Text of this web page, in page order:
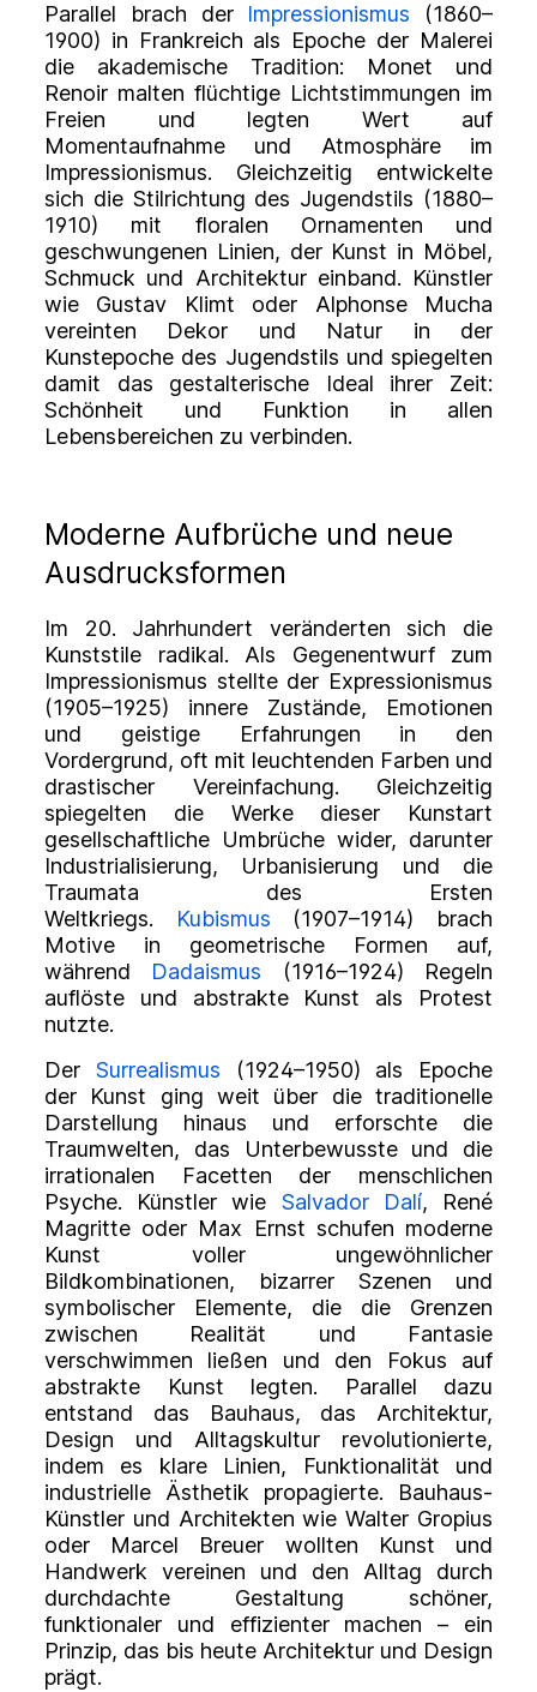
Parallel brach der Impressionismus (1860–
1900) in Frankreich als Epoche der Malerei
die akademische Tradition: Monet und
Renoir malten flüchtige Lichtstimmungen im
Freien und legten Wert auf
Momentaufnahme und Atmosphäre im
Impressionismus. Gleichzeitig entwickelte
sich die Stilrichtung des Jugendstils (1880–
1910) mit floralen Ornamenten und
geschwungenen Linien, der Kunst in Möbel,
Schmuck und Architektur einband. Künstler
wie Gustav Klimt oder Alphonse Mucha
vereinten Dekor und Natur in der
Kunstepoche des Jugendstils und spiegelten
damit das gestalterische Ideal ihrer Zeit:
Schönheit und Funktion in allen
Lebensbereichen zu verbinden.
Moderne Aufbrüche und neue
Ausdrucksformen
Im 20. Jahrhundert veränderten sich die
Kunststile radikal. Als Gegenentwurf zum
Impressionismus stellte der Expressionismus
(1905–1925) innere Zustände, Emotionen
und geistige Erfahrungen in den
Vordergrund, oft mit leuchtenden Farben und
drastischer Vereinfachung. Gleichzeitig
spiegelten die Werke dieser Kunstart
gesellschaftliche Umbrüche wider, darunter
Industrialisierung, Urbanisierung und die
Traumata des Ersten
Weltkriegs.
Kubismus (1907–1914) brach
Motive in geometrische Formen auf,
während Dadaismus (1916–1924) Regeln
auflöste und abstrakte Kunst als Protest
nutzte.
Der Surrealismus (1924–1950) als Epoche
der Kunst ging weit über die traditionelle
Darstellung hinaus und erforschte die
Traumwelten, das Unterbewusste und die
irrationalen Facetten der menschlichen
Psyche. Künstler wie Salvador Dalí, René
Magritte oder Max Ernst schufen moderne
Kunst voller ungewöhnlicher
Bildkombinationen, bizarrer Szenen und
symbolischer Elemente, die die Grenzen
zwischen Realität und Fantasie
verschwimmen ließen und den Fokus auf
abstrakte Kunst legten. Parallel dazu
entstand das
Bauhaus, das Architektur,
Design und Alltagskultur revolutionierte,
indem es klare Linien, Funktionalität und
industrielle Ästhetik propagierte. Bauhaus-
Künstler und Architekten wie Walter Gropius
oder Marcel Breuer wollten Kunst und
Handwerk vereinen und den Alltag durch
durchdachte Gestaltung schöner,
funktionaler und effizienter machen – ein
Prinzip, das bis heute Architektur und Design
prägt.